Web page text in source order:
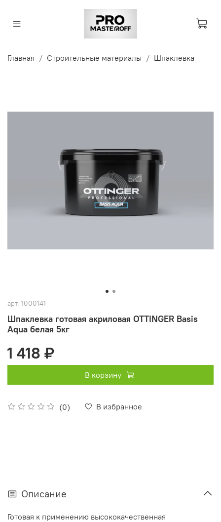
Главная Строительные материалы Шпаклевка
арт. 1000141
Шпаклевка готовая акриловая OTTINGER Basis
Aqua белая 5кг
(0) В избранное
1 418 ₽
В корзину
Описание
Готовая к применению высококачественная